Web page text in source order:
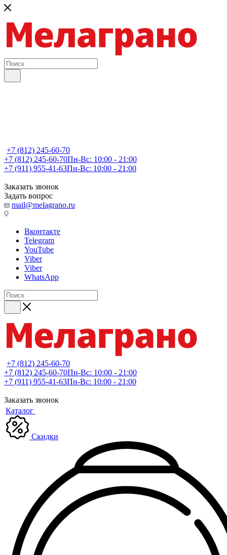
+7 (812) 245-60-70
+7 (812) 245-60-70Пн-Вс: 10:00 - 21:00
+7 (911) 955-41-63Пн-Вс: 10:00 - 21:00
Заказать звонок
Задать вопрос
mail@melagrano.ru
Вконтакте
Telegram
YouTube
Viber
Viber
WhatsApp
+7 (812) 245-60-70
+7 (812) 245-60-70Пн-Вс: 10:00 - 21:00
+7 (911) 955-41-63Пн-Вс: 10:00 - 21:00
Заказать звонок
Каталог
Скидки